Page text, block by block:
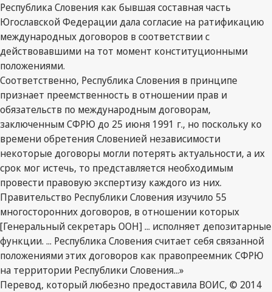
Республика Словения как бывшая составная часть
Югославской Федерации дала согласие на ратификацию
международных договоров в соответствии с
действовавшими на тот момент конституционными
положениями.
Соответственно, Республика Словения в принципе
признает преемственность в отношении прав и
обязательств по международным договорам,
заключенным СФРЮ до 25 июня 1991 г., но поскольку ко
времени обретения Словенией независимости
некоторые договоры могли потерять актуальности, а их
срок мог истечь, то представляется необходимым
провести правовую экспертизу каждого из них.
Правительство Республики Словения изучило 55
многосторонних договоров, в отношении которых
[Генеральный секретарь ООН] ... исполняет депозитарные
функции. ... Республика Словения считает себя связанной
положениями этих договоров как правопреемник СФРЮ
на территории Республики Словения...»
Перевод, который любезно предоставила ВОИС, © 2014